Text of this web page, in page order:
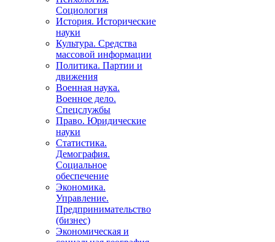
Социология
История. Исторические
науки
Культура. Средства
массовой информации
Политика. Партии и
движения
Военная наука.
Военное дело.
Спецслужбы
Право. Юридические
науки
Статистика.
Демография.
Социальное
обеспечение
Экономика.
Управление.
Предпринимательство
(бизнес)
Экономическая и